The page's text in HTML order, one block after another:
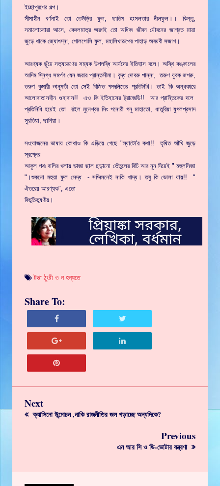
ইচ্ছাপুরণের গল্প।
সীমাহীন বর্ণনাই তো তেউড়ির ফুল, ছাতিম হংসলতার নীলফুল।। কিন্তু,
সমালোচনারা আসে, কেবলমাত্র অরণই তো অধিক৷ জীবন যৌবনের জাগ্রত মায়া
জুড়ে থাকে জ্যোৎস্না, গোলগোলি ফুল, মহালিখারূপের পাহাড় অবয়বী সজাগ।
আরণ্যক ছুঁয়ে সত্যচরণের সম্যক উপলব্ধি আর্যদের ইতিহাস বলে। অস্থি কঙ্কালের
আদিম স্নিগ্ধ সমর্পণ যেন জরার প্রান্তসীমা। বৃদ্ধ দোবরু পান্না, তরুণ যুবক জগরু,
তরুণ কুমারী ভানুমতী তো সেই বিজিত পদদলিতের প্রতিনিধি। তাই কি অন্ধকারে
আলোবাতাসহীন গুহাবাস!! এও কি ইতিহাসের ট্রাজেডি!! আর প্রান্তিকের দলে
প্রতিনিধি হয়েই তো রইল মুনেশ্বর সিং গনোরী গনু মাহাতো, ধাতুরিয়া যুগলপ্রসাদ
সুরতিয়া, ছানিয়া।
সংযোজনের ভাষায় কোথাও কি এড়িয়ে গেছে "ল্যাটো'র কথা!! তৃষিত আঁখি জুড়ে
স্বপ্নের
আকুল পথ৷ বালির খলায় ভাজা ছাল ছড়ানো তেঁতুলের বিচি আর নুন দিয়েই " মহুলসিজা
"।শুকনো মহুয়া ফুল সেদ্ধ - সম্মিলনেই নাকি খাদ্য। তবু কি ভোলা যায়!! "
ঐতরেয় আরণ্যক", এতো
বিভূতিভূষণীয়।
টপ্পা ঠুংরী ও ন হন্যতে
Share To:
Next
ক্যাসিনো উন্মোচন ,নাকি রাজনীতির জল গড়াচ্ছে অন্যদিকে?
Previous
এন আর সি ও ডি-ভোটার যন্ত্রণা